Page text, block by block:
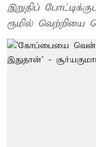
இறுதிப்
ரூமில் வெற்றியை